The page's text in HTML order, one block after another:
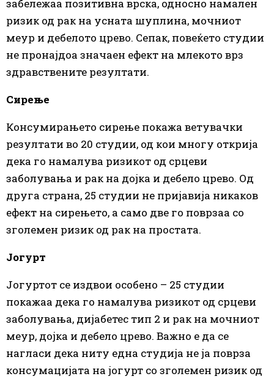
забележаа позитивна врска, односно намален
ризик од рак на усната шуплина, мочниот
меур и дебелото црево. Сепак, повеќето студии
не пронајдоа значаен ефект на млекото врз
здравствените резултати.
Сирење
Консумирањето сирење покажа ветувачки
резултати во 20 студии, од кои многу открија
дека го намалува ризикот од срцеви
заболувања и рак на дојка и дебело црево. Од
друга страна, 25 студии не пријавија никаков
ефект на сирењето, а само две го поврзаа со
зголемен ризик од рак на простата.
Јогурт
Јогуртот се издвои особено – 25 студии
покажаа дека го намалува ризикот од срцеви
заболувања, дијабетес тип 2 и рак на мочниот
меур, дојка и дебело црево. Важно е да се
нагласи дека ниту една студија не ја поврза
консумацијата на јогурт со зголемен ризик од